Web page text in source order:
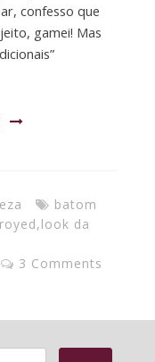
confesso que
gamei! Mas
batom
,look da
3 Comments